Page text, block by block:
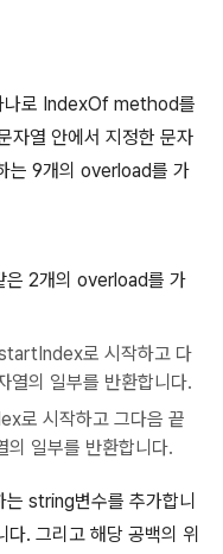
나로 IndexOf method를
열 안에서 지정한 문자
는 9개의 overload를 가
2개의 overload를 가
로 시작하고 다
열의 일부를 반환합니다.
시작하고 그다음 끝
의 일부를 반환합니다.
string변수를 추가합니
. 그리고 해당 공백의 위